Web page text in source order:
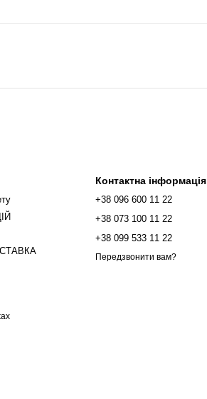
Контактна інформація
+38 096 600 11 22
+38 073 100 11 22
+38 099 533 11 22
Передзвонити вам?